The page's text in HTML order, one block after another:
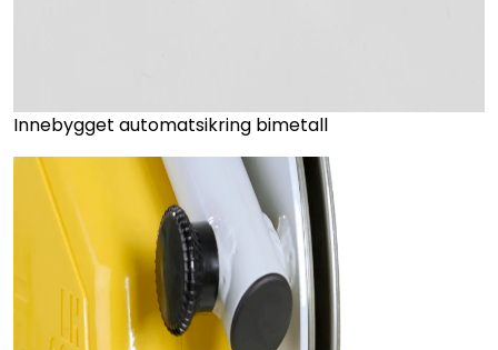
Innebygget automatsikring bimetall